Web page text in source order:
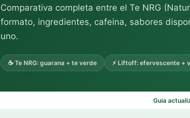
Comparativa completa entre el Te NRG
formato, ingredientes, cafeina, sabores
uno.
☕ Te NRG: guarana + te verde ⚡ Liftoff: efervescente +
Guia